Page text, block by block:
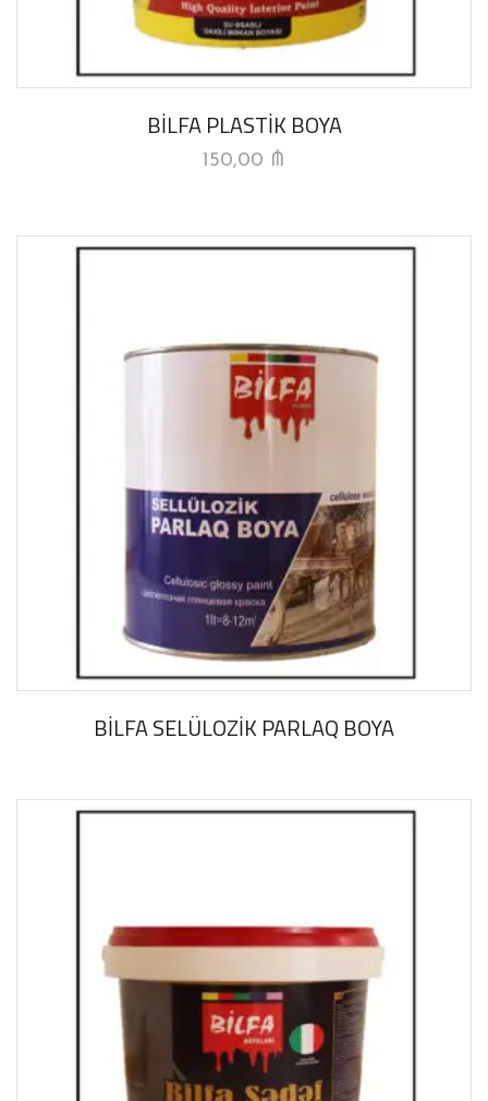
BİLFA PLASTİK BOYA
150,00 ₼
BİLFA SELÜLOZİK PARLAQ BOYA